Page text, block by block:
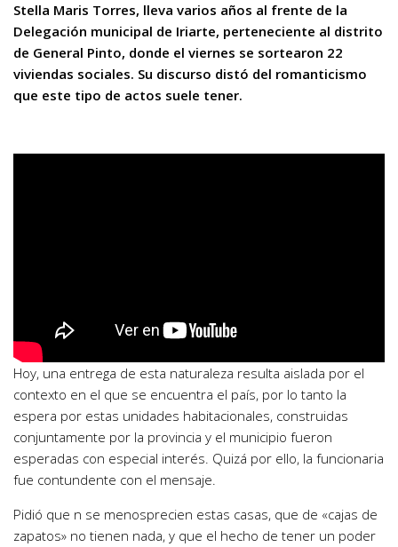
Stella Maris Torres, lleva varios años al frente de la
Delegación municipal de Iriarte, perteneciente al distrito
de General Pinto, donde el viernes se sortearon 22
viviendas sociales. Su discurso distó del romanticismo
que este tipo de actos suele tener.
Hoy, una entrega de esta naturaleza resulta aislada por el
contexto en el que se encuentra el país, por lo tanto la
espera por estas unidades habitacionales, construidas
conjuntamente por la provincia y el municipio fueron
esperadas con especial interés. Quizá por ello, la funcionaria
fue contundente con el mensaje.
Pidió que n se menosprecien estas casas, que de «cajas de
zapatos» no tienen nada, y que el hecho de tener un poder